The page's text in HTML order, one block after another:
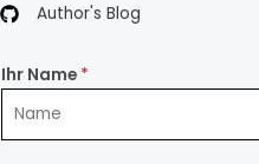
Author's Blog
Ihr Name *